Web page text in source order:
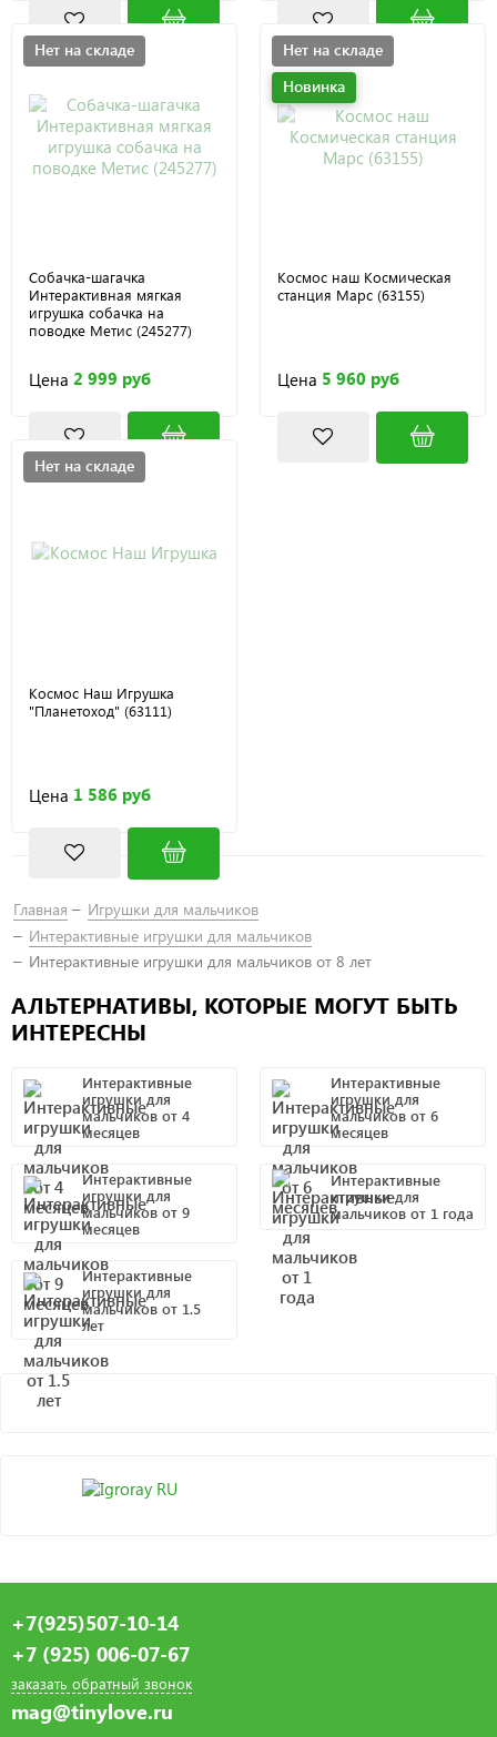
Нет на складе
Собачка-шагачка
Интерактивная мягкая
игрушка собачка на
поводке Метис (245277)
Цена 2 999 руб
Нет на складе
Новинка
Космос наш Космическая
станция Марс (63155)
Цена 5 960 руб
Нет на складе
Космос Наш Игрушка
"Планетоход" (63111)
Цена 1 586 руб
Главная
Игрушки для мальчиков
Интерактивные игрушки для мальчиков
Интерактивные игрушки для мальчиков от 8 лет
АЛЬТЕРНАТИВЫ, КОТОРЫЕ МОГУТ БЫТЬ
ИНТЕРЕСНЫ
Интерактивные
игрушки для
мальчиков от 4
месяцев
Интерактивные
игрушки для
мальчиков от 6
месяцев
Интерактивные
игрушки для
мальчиков от 9
месяцев
Интерактивные
игрушки для
мальчиков от 1 года
Интерактивные
игрушки для
мальчиков от 1.5
лет
+7(925)507-10-14
+7 (925) 006-07-67
заказать обратный звонок
mag@tinylove.ru